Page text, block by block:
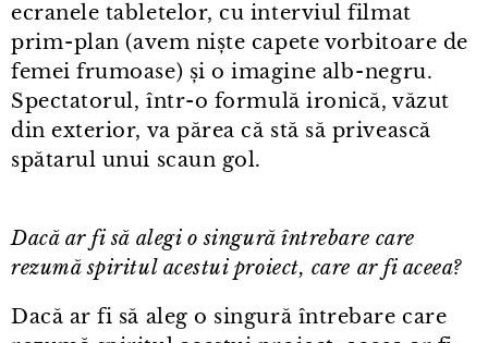
ecranele tabletelor, cu interviul filmat
prim⁠-⁠plan (avem niște capete vorbitoare de
femei frumoase) și o imagine alb⁠-⁠negru.
Spectatorul, într⁠-⁠o formulă ironică, văzut
din exterior, va părea că stă să privească
spătarul unui scaun gol.
Dacă ar fi să alegi o singură întrebare care
rezumă spiritul acestui proiect, care ar fi aceea?
Dacă ar fi să aleg o singură întrebare care